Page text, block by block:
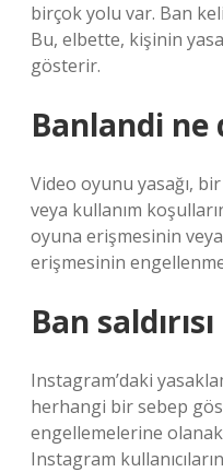
birçok yolu var. Ban
Bu, elbette, kişinin
gösterir.
Banlandi ne
Video oyunu yasağı,
veya kullanım
oyuna erişmesinin
erişmesinin
Ban
Instagram’daki
herhangi bir sebep
engellemelerine
Instagram